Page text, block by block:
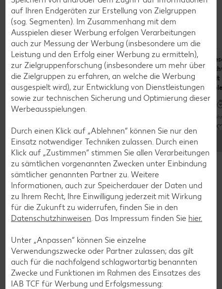
Das kannst du mit Schweinerücken
zubereiten
Gourmet-
Braten vom
Schweinerücken
Mehr als 60 Minuten
Schweinebratenburger
mit Honig-Senf-
Marinade
Bis zu 60 Minuten
mit
Noch mehr Rezepte entdecken
Zurück zum Lebensmittellexikon
Weitere interessante Artikel
auf Ihren Endgeräten zur Erstellung von Zielgruppen
(sog. Segmenten). Im Zusammenhang mit dem
Ausspielen dieser Werbung erfolgen Verarbeitungen
auch zur Messung der Werbung (insbesondere um die
Leistung und den Erfolg einer Werbung zu ermitteln),
zur Zielgruppenforschung (insbesondere um mehr über
die Zielgruppen zu erfahren, an welche die Werbung
ausgespielt wird), zur Entwicklung von Dienstleistungen
sowie zur technischen Sicherung und Optimierung dieser
Werbeausspielungen.
Durch einen Klick auf „Ablehnen“ können Sie nur den
Einsatz notwendiger Techniken zulassen. Durch einen
Klick auf „Zustimmen“ stimmen Sie allen Verarbeitungen
zu sämtlichen vorgenannten Zwecken unter Einbindung
sämtlicher genannten Partner zu. Weitere
Informationen, auch zur Speicherdauer der Daten und
zu Ihrem Recht, Ihre Einwilligung jederzeit mit Wirkung
für die Zukunft zu widerrufen, finden Sie in den
Datenschutzhinweisen. Das Impressum finden Sie hier.
Unter „Anpassen“ können Sie einzelne
Verwendungszwecke oder Partner zulassen; das gilt
auch für die nachfolgend schlagwortartig benannten
Zwecke und Funktionen im Rahmen des Einsatzes des
IAB TCF für Werbung und Erfolgsmessung: